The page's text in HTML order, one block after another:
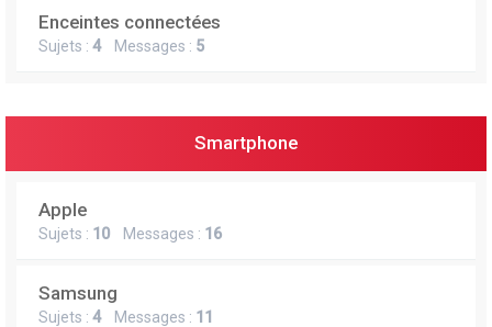
Enceintes connectées
Sujets : 4Messages : 5
Smartphone
Apple
Sujets : 10 Messages : 16
Samsung
Sujets : 4Messages : 11